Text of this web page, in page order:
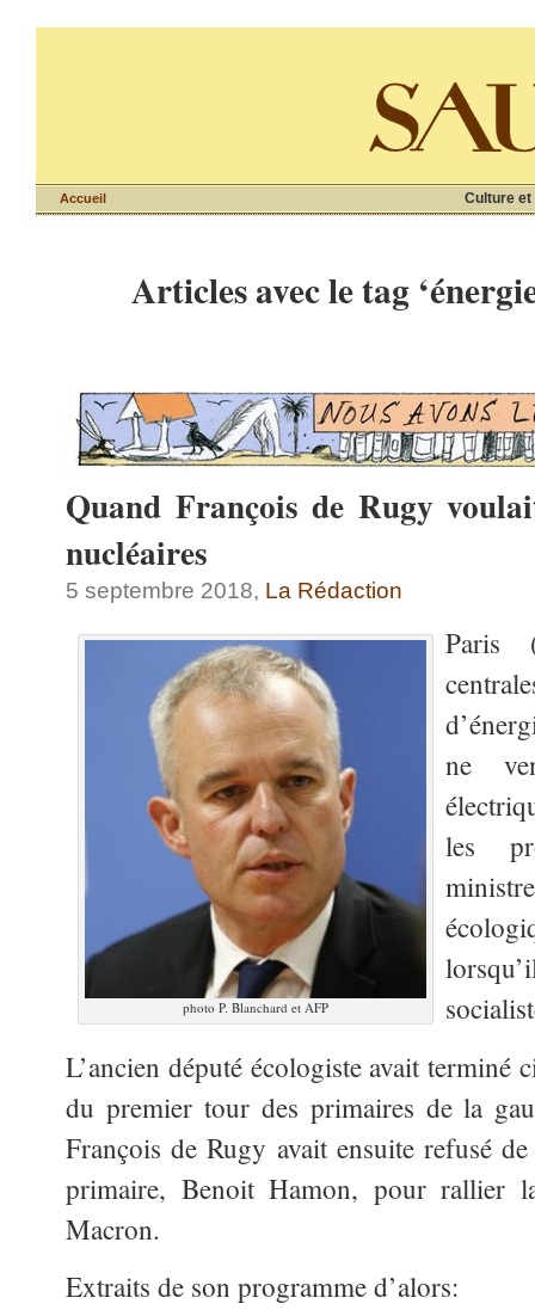
Culture et
Accueil
Articles avec le tag
Quand François de Rugy
nucléaires
5 septembre 2018, La Rédaction
photo P. Blanchard et AFP
Paris
ne
les
L’ancien député écologiste avait terminé
du premier tour des primaires de la
François de Rugy avait ensuite refusé
primaire, Benoit Hamon, pour rallier
Macron.
Extraits de son programme d’alors: